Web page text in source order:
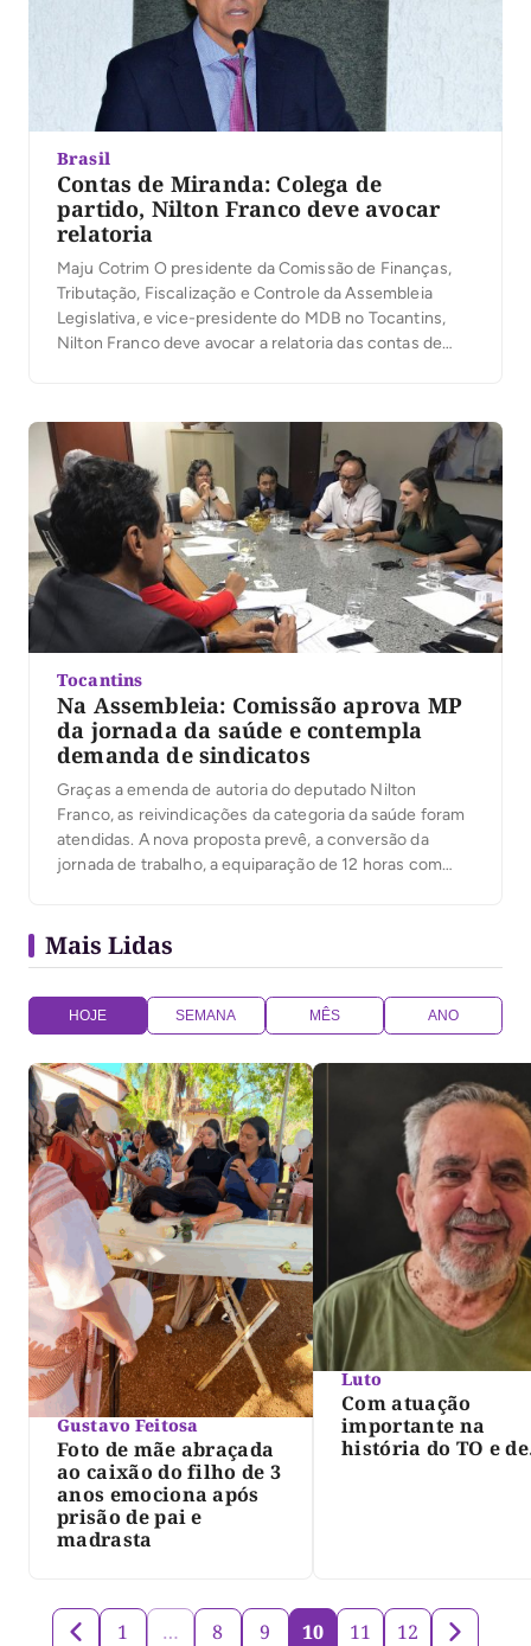
Brasil
Contas de Miranda: Colega de
partido, Nilton Franco deve avocar
relatoria
Maju Cotrim O presidente da Comissão de Finanças,
Tributação, Fiscalização e Controle da Assembleia
Legislativa, e vice-presidente do MDB no Tocantins,
Nilton Franco deve avocar a relatoria das contas de
do Tribunal de Contas do Estado (TCE-TO), com a […]
Tocantins
Na Assembleia: Comissão aprova MP
da jornada da saúde e contempla
demanda de sindicatos
Graças a emenda de autoria do deputado Nilton
Franco, as reivindicações da categoria da saúde foram
atendidas. A nova proposta prevê, a conversão da
jornada de trabalho, a equiparação de 12 horas com
jornada […]
Mais Lidas
HOJE SEMANA MÊS ANO
Gustavo Feitosa
Foto de mãe abraçada
ao caixão do filho de 3
anos emociona após
prisão de pai e
madrasta
Luto
Com atuação
importante na
história do TO e de
1 … 8 9 10 11 12